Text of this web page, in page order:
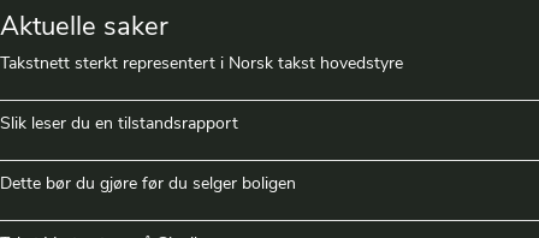
Aktuelle saker
Takstnett sterkt representert i Norsk takst hovedstyre
Slik leser du en tilstandsrapport
Dette bør du gjøre før du selger boligen